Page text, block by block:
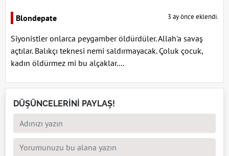
Blondepate 3 ay önce eklendi.
Siyonistler onlarca peygamber öldürdüler. Allah'a savaş
açtılar. Balıkçı teknesi nemi saldırmayacak. Çoluk çocuk,
kadın öldürmez mi bu alçaklar....
DÜŞÜNCELERİNİ PAYLAŞ!